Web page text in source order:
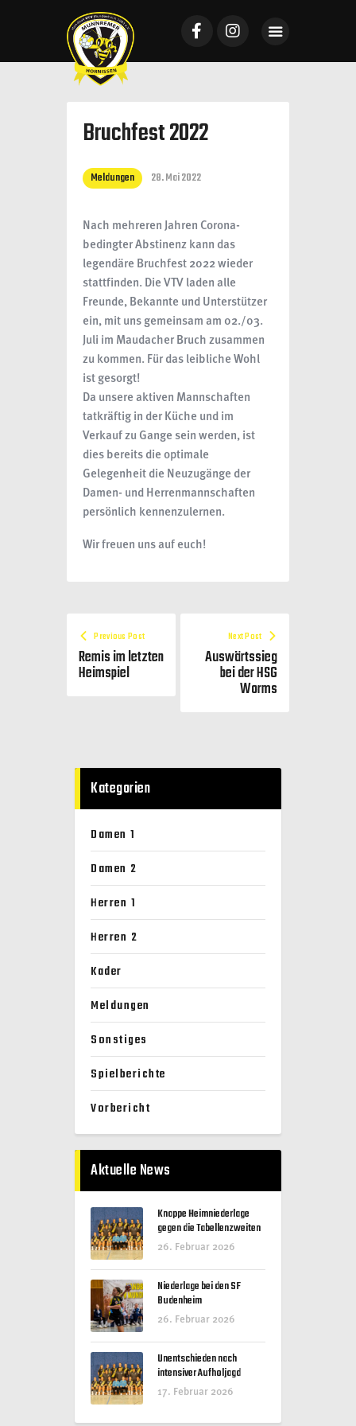
Mannschaften
VTV Mundenheim
Galerie
Tickets
Kontakt
Bruchfest 2022
Meldungen 28. Mai 2022
Nach mehreren Jahren Corona-
bedingter Abstinenz kann das
legendäre Bruchfest 2022 wieder
stattfinden. Die VTV laden alle
Freunde, Bekannte und Unterstützer
ein, mit uns gemeinsam am 02./03.
Juli im Maudacher Bruch zusammen
zu kommen. Für das leibliche Wohl
ist gesorgt!
Da unsere aktiven Mannschaften
tatkräftig in der Küche und im
Verkauf zu Gange sein werden, ist
dies bereits die optimale
Gelegenheit die Neuzugänge der
Damen- und Herrenmannschaften
persönlich kennenzulernen.
Wir freuen uns auf euch!
Previous Post
Remis im letzten
Heimspiel
Next Post
Auswärtssieg
bei der HSG
Worms
Kategorien
Damen 1
Damen 2
Herren 1
Herren 2
Kader
Meldungen
Sonstiges
Spielberichte
Vorbericht
Aktuelle News
Knappe Heimniederlage
gegen die Tabellenzweiten
26. Februar 2026
Niederlage bei den SF
Budenheim
26. Februar 2026
Unentschieden nach
intensiver Aufholjagd
17. Februar 2026